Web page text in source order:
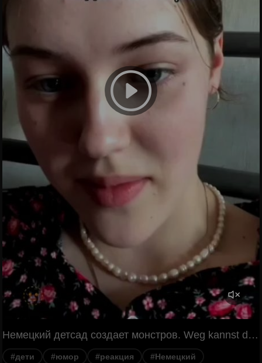
Немецкий детсад создает монстров. Weg kannst du bitte weiter sein? Wo sind diese Teile? Komm jetzt Teile. Hier ist Dankeschön. Hier jetzt im Dankeschön. Hallo.
#дети #юмор #реакция #Немецкий